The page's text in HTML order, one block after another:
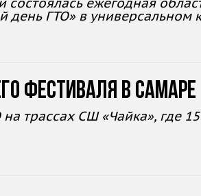
день ГТО» в универсальном
фестиваля в Самаре
трассах СШ «Чайка», где